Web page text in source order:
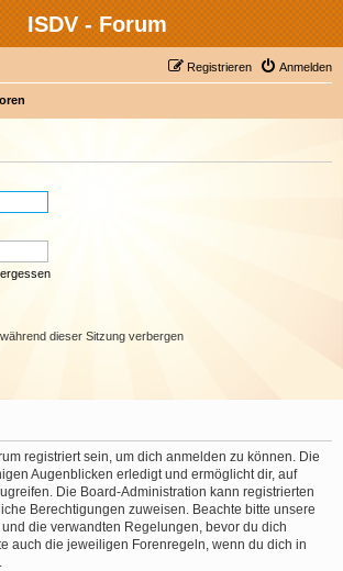
ISDV - Forum
Anmelden
Registrieren
dieser Sitzung verbergen
registriert sein, um dich anmelden zu können. Die
Augenblicken erledigt und ermöglicht dir, auf
Die Board-Administration kann registrierten
Berechtigungen zuweisen. Beachte bitte unsere
die verwandten Regelungen, bevor du dich
auch die jeweiligen Forenregeln, wenn du dich in